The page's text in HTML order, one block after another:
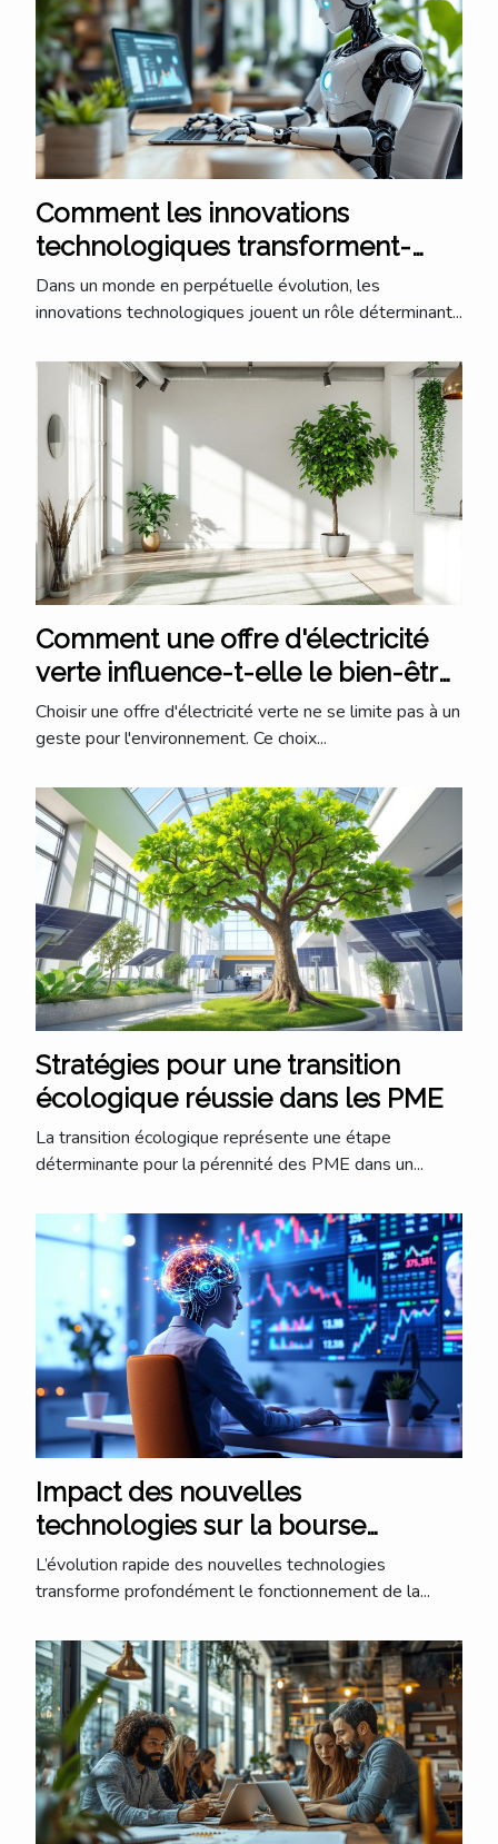
Comment les innovations
technologiques transforment-
elles les petites entreprises ?
Dans un monde en perpétuelle évolution, les
innovations technologiques jouent un rôle déterminant...
Comment une offre d'électricité
verte influence-t-elle le bien-être
des employés ?
Choisir une offre d'électricité verte ne se limite pas à un
geste pour l'environnement. Ce choix...
Stratégies pour une transition
écologique réussie dans les PME
La transition écologique représente une étape
déterminante pour la pérennité des PME dans un...
Impact des nouvelles
technologies sur la bourse
traditionnelle
L’évolution rapide des nouvelles technologies
transforme profondément le fonctionnement de la...